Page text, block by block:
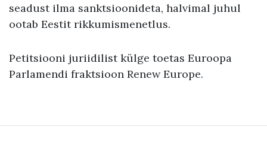
seadust ilma sanktsioonideta, halvimal juhul
ootab Eestit rikkumismenetlus.
Petitsiooni juriidilist külge toetas Euroopa
Parlamendi fraktsioon Renew Europe.